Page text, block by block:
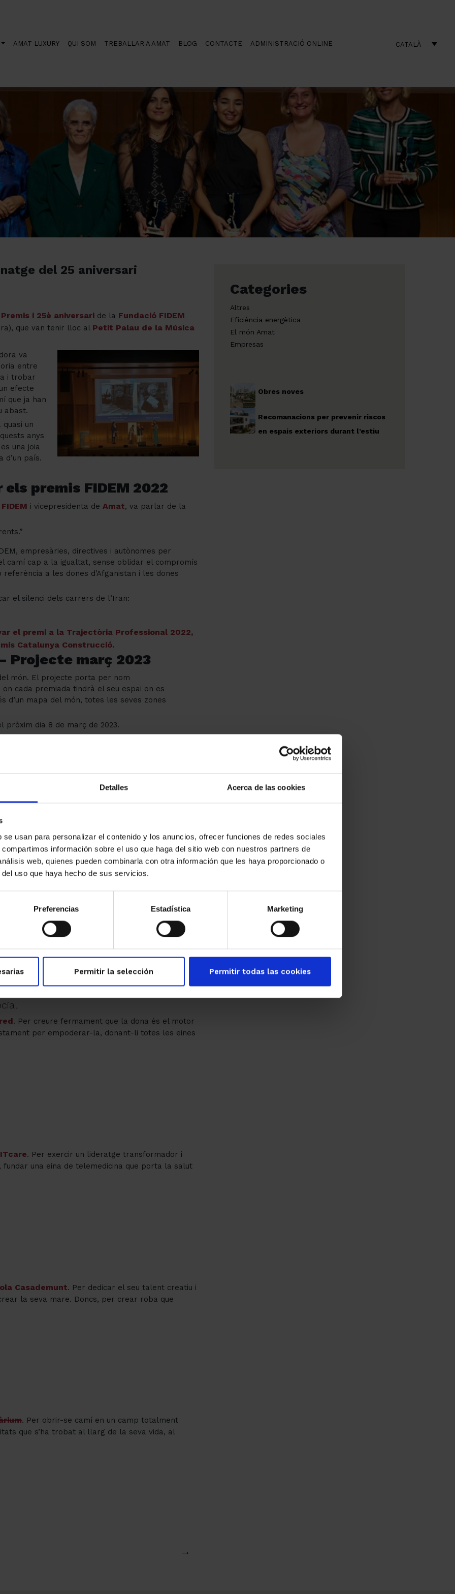
Detalles Acerca de las cookies
usan para personalizar el contenido y los anuncios, ofrecer funciones de redes sociales
información sobre el uso que haga del sitio web con nuestros partners de
web, quienes pueden combinarla con otra información que les haya proporcionado o
uso que haya hecho de sus servicios.
Preferencias Estadística Marketing
Permitir la selección Permitir todas las cookies
AMAT LUXURY QUI SOM TREBALLAR A AMAT BLOG CONTACTE ADMINISTRACIÓ ONLINE CATALÀ
del 25 aniversari
del 25 aniversari
Premis i 25è aniversari de la Fundació FIDEM
que van tenir lloc al Petit Palau de la Música
va
entre
i trobar
efecte
que ja han
abast.
un
anys
una joia
d’un país.
premis FIDEM 2022
FIDEM i vicepresidenta de Amat, va parlar de la
empresàries, directives i autònomes per
camí cap a la igualtat, sense oblidar el compromís
a les dones d’Afganistan i les dones
el silenci dels carrers de l’Iran:
el premi a la Trajectòria Professional 2022,
Catalunya Construcció.
Projecte març 2023
món. El projecte porta per nom
on cada premiada tindrà el seu espai on es
d’un mapa del món, totes les seves zones
dia 8 de març de 2023.
any han estat les
Per exercir un lideratge transformador a
per construir ponts de solidaritat.
. Per creure fermament que la dona és el motor
per empoderar-la, donant-li totes les eines
. Per exercir un lideratge transformador i
una eina de telemedicina que porta la salut
Casademunt. Per dedicar el seu talent creatiu i
la seva mare. Doncs, per crear roba que
. Per obrir-se camí en un camp totalment
que s’ha trobat al llarg de la seva vida, al
→
Categories
Altres
Eficiència energètica
El món Amat
Empresas
Obres noves
Recomanacions per prevenir riscos
en espais exteriors durant l’estiu